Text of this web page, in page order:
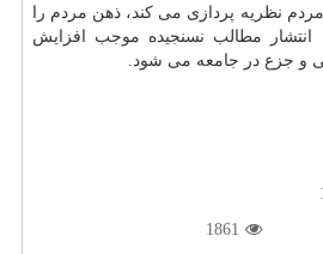
نظریه پردازی می کند، ذهن مردم را
انتشار مطالب نسنجیده موجب افزایش
و جزع در جامعه می شود.
1861